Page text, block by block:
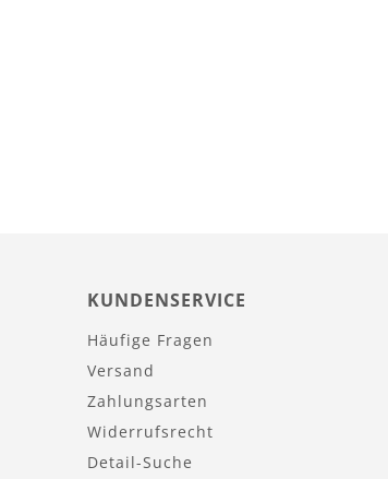
KUNDENSERVICE
Häufige Fragen
Versand
Zahlungsarten
Widerrufsrecht
Detail-Suche